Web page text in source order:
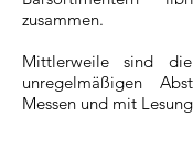
zusammen.
Mittlerweile sind
unregelmäßigen
Messen und mit